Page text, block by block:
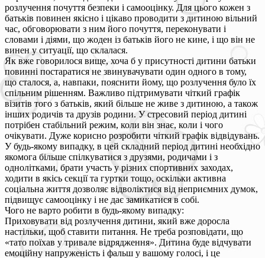
розлучення почуття безпеки і самооцінку. Для цього кожен з
батьків повинен якісно і цікаво проводити з дитиною вільний
час, обговорювати з ним його почуття, переконувати і
словами і діями, що жоден із батьків його не кине, і що він не
винен у ситуації, що склалася.
Як вже говорилося вище, хоча б у присутності дитини батьки
повинні постаратися не звинувачувати один одного в тому,
що сталося, а, навпаки, пояснити йому, що розлучення було їх
спільним рішенням. Важливо підтримувати чіткий графік
візитів того з батьків, який більше не живе з дитиною, а також
інших родичів та друзів родини. У стресовий період дитині
потрібен стабільний режим, коли він знає, коли і чого
очікувати. Дуже корисно розробити чіткий графік відвідувань.
У будь-якому випадку, в цей складний період дитині необхідно
якомога більше спілкуватися з друзями, родичами і з
однолітками, брати участь у різних спортивних заходах,
ходити в якісь секції та гуртки тощо, оскільки активна
соціальна життя дозволяє відволіктися від неприємних думок,
підвищує самооцінку і не дає замикатися в собі.
Чого не варто робити в будь-якому випадку:
Приховувати від розлучення дитини, який вже доросла
настільки, щоб ставити питання. Не треба розповідати, що
«тато поїхав у тривале відрядження». Дитина буде відчувати
емоційну напруженість і фальш у вашому голосі, і це